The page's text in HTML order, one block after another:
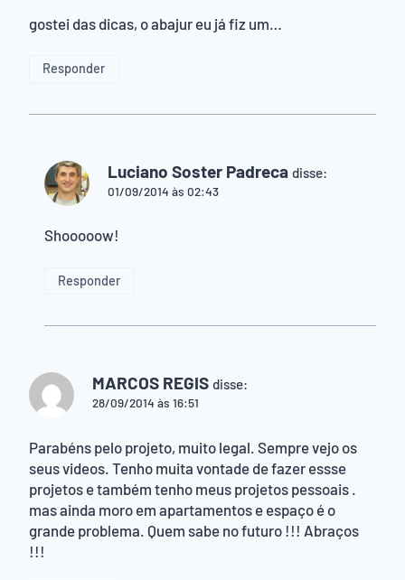
gostei das dicas, o abajur eu já fiz um…
Responder
Luciano Soster Padreca disse:
01/09/2014 às 02:43
Shooooow!
Responder
MARCOS REGIS disse:
28/09/2014 às 16:51
Parabéns pelo projeto, muito legal. Sempre vejo os
seus videos. Tenho muita vontade de fazer essse
projetos e também tenho meus projetos pessoais .
mas ainda moro em apartamentos e espaço é o
grande problema. Quem sabe no futuro !!! Abraços
!!!